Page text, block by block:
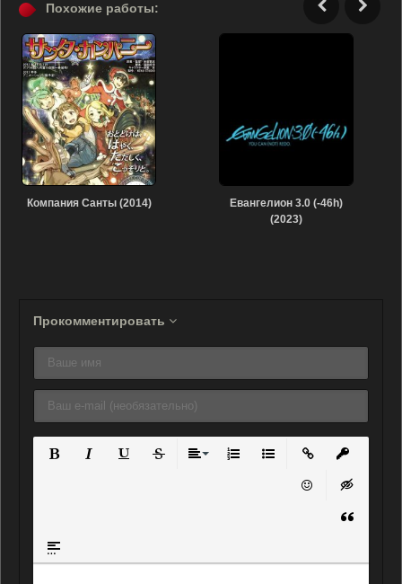
Похожие работы:
Компания Санты (2014)
Евангелион 3.0 (-46h)
(2023)
Прокомментировать
Нумерованный список
Маркированный
Вставить ссылку
Вставить